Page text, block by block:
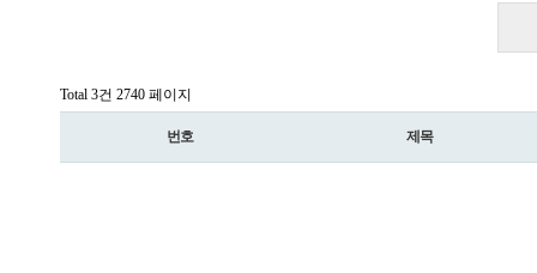
Total 3건 2740 페이지
번호 제목